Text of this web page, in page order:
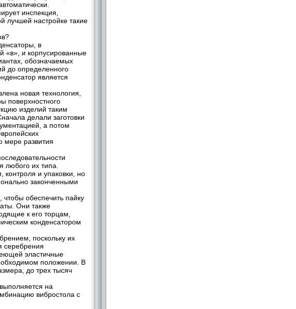
инспекция,
лучшей настройке такие
в
«в», и корпусированные
обозначаемых
до определенного
является
новая технология,
поверхностного
изделий таким
делали заготовки
а потом
мере развития
любого их типа.
контроля и упаковки, но
законченными
чтобы обеспечить пайку
Они также
к его торцам,
конденсатором
поскольку их
серебрения
эластичные
положении. В
до трех тысяч
на
вибростола с